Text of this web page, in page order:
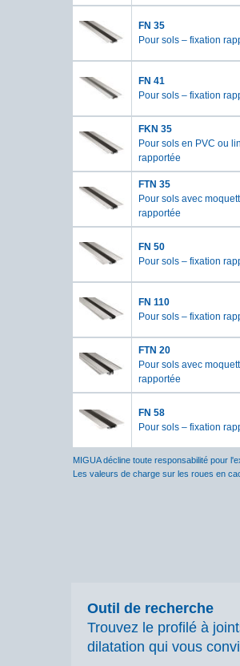
FN 35
Pour sols – fixation
FN 41
Pour sols – fixation
FKN 35
Pour sols en PVC ou
rapportée
FTN 35
Pour sols avec
rapportée
FN 50
Pour sols – fixation
FN 110
Pour sols – fixation
FTN 20
Pour sols avec
rapportée
FN 58
Pour sols – fixation
MIGUA décline toute responsabilité pour
Les valeurs de charge sur les roues en
Outil de recherche
Trouvez le profilé à
dilatation qui vous